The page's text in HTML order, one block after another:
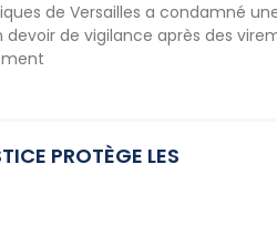
de Versailles a condamné
de vigilance après des
PROTÈGE LES